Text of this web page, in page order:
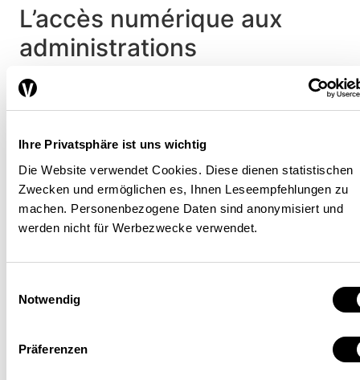
Ihre Privatsphäre ist uns wichtig
Die Website verwendet Cookies. Diese dienen statistischen
Zwecken und ermöglichen es, Ihnen Leseempfehlungen zu
machen. Personenbezogene Daten sind anonymisiert und
werden nicht für Werbezwecke verwendet.
Notwendig
Präferenzen
L’accès numérique aux
administrations
FINANCE / FISCALITÉ
Anna Faoro| 23.04.2019